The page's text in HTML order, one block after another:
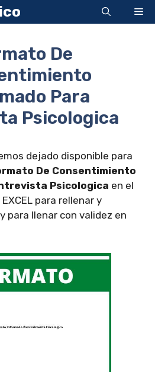
De
Para
Psicologica
dejado disponible para
De Consentimiento
Psicologica en el
para rellenar y
para llenar con validez en